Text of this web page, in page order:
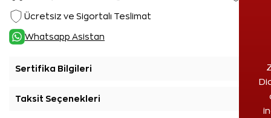
Ücretsiz ve Sigortalı Teslimat
Whatsapp Asistan
Sertifika Bilgileri
Taksit Seçenekleri